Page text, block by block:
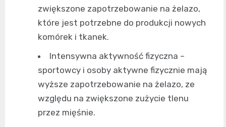
zwiększone zapotrzebowanie na żelazo,
które jest potrzebne do produkcji nowych
komórek i tkanek.
Intensywna aktywność fizyczna –
sportowcy i osoby aktywne fizycznie mają
wyższe zapotrzebowanie na żelazo, ze
względu na zwiększone zużycie tlenu
przez mięśnie.